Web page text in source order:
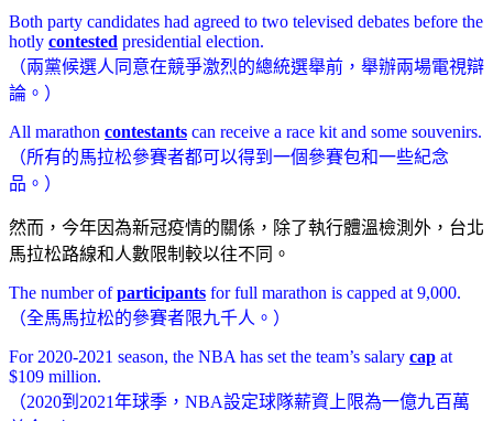
Both party candidates had agreed to two televised debates before the
hotly contested presidential election.
（兩黨候選人同意在競爭激烈的總統選舉前，舉辦兩場電視辯
論。）
All marathon contestants can receive a race kit and some souvenirs.
（所有的馬拉松參賽者都可以得到一個參賽包和一些紀念
品。）
然而，今年因為新冠疫情的關係，除了執行體溫檢測外，台北
馬拉松路線和人數限制較以往不同。
The number ofparticipants for full marathon is capped at 9,000.
（全馬馬拉松的參賽者限九千人。）
For 2020-2021 season, the NBA has set the team’s salary cap at
$109 million.
（2020到2021年球季，NBA設定球隊薪資上限為一億九百萬